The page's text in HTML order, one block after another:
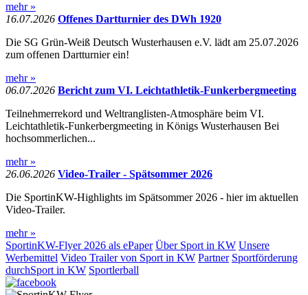
mehr »
16.07.2026 Offenes Dartturnier des DWh 1920
Die SG Grün-Weiß Deutsch Wusterhausen e.V. lädt am 25.07.2026
zum offenen Dartturnier ein!
mehr »
06.07.2026 Bericht zum VI. Leichtathletik-Funkerbergmeeting
Teilnehmerrekord und Weltranglisten-Atmosphäre beim VI.
Leichtathletik-Funkerbergmeeting in Königs Wusterhausen Bei
hochsommerlichen...
mehr »
26.06.2026 Video-Trailer - Spätsommer 2026
Die SportinKW-Highlights im Spätsommer 2026 - hier im aktuellen
Video-Trailer.
mehr »
SportinKW-Flyer 2026 als ePaper Über Sport in KW Unsere
Werbemittel Video Trailer von Sport in KW Partner Sportförderung
durchSport in KW Sportlerball